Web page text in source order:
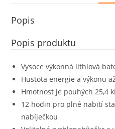
Popis
Popis produktu
Vysoce výkonná lithiová
Hustota energie a výkonu
Hmotnost je pouhých 25,4
12 hodin pro plné nabití
nabíječkou